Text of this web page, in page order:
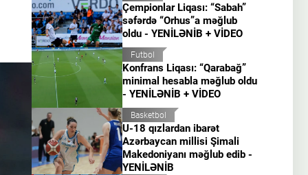
Çempionlar Liqası: “Sabah”
səfərdə “Orhus”a məğlub
oldu - YENİLƏNİB + VİDEO
Futbol
Konfrans Liqası: “Qarabağ”
minimal hesabla məğlub oldu
- YENİLƏNİB + VİDEO
Basketbol
U-18 qızlardan ibarət
Azərbaycan millisi Şimali
Makedoniyanı məğlub edib -
YENİLƏNİB